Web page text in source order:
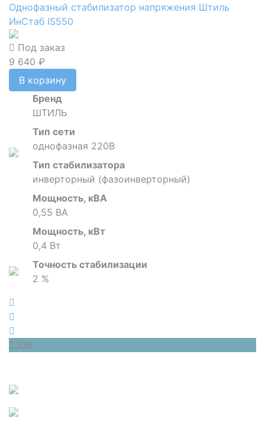
Однофазный стабилизатор напряжения Штиль
ИнСтаб IS550
Под заказ
9 640 ₽
В корзину
Бренд
ШТИЛЬ
Тип сети
однофазная 220В
Тип стабилизатора
инверторный (фазоинверторный)
Мощность, кВА
0,55 ВА
Мощность, кВт
0,4 Вт
Точность стабилизации
2 %
230В